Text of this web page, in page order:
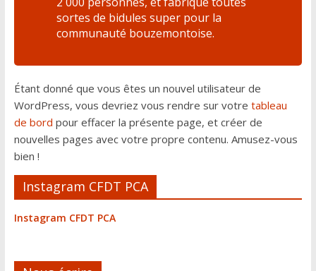
sortes de bidules super pour la
communauté bouzemontoise.
Étant donné que vous êtes un nouvel utilisateur de
WordPress, vous devriez vous rendre sur votre tableau
de bord pour effacer la présente page, et créer de
nouvelles pages avec votre propre contenu. Amusez-vous
bien !
Instagram CFDT PCA
Instagram CFDT PCA